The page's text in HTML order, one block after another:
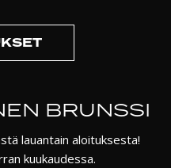
BRUNSSI
lauantain aloituksesta!
kuukaudessa.